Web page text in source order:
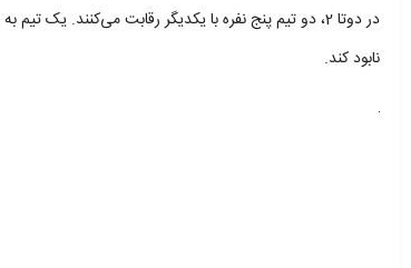
نابود کند.